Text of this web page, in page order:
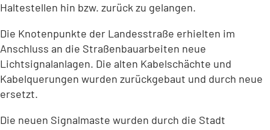
Haltestellen hin bzw. zurück zu gelangen.
Die Knotenpunkte der Landesstraße erhielten im
Anschluss an die Straßenbauarbeiten neue
Lichtsignalanlagen. Die alten Kabelschächte und
Kabelquerungen wurden zurückgebaut und durch neue
ersetzt.
Die neuen Signalmaste wurden durch die Stadt